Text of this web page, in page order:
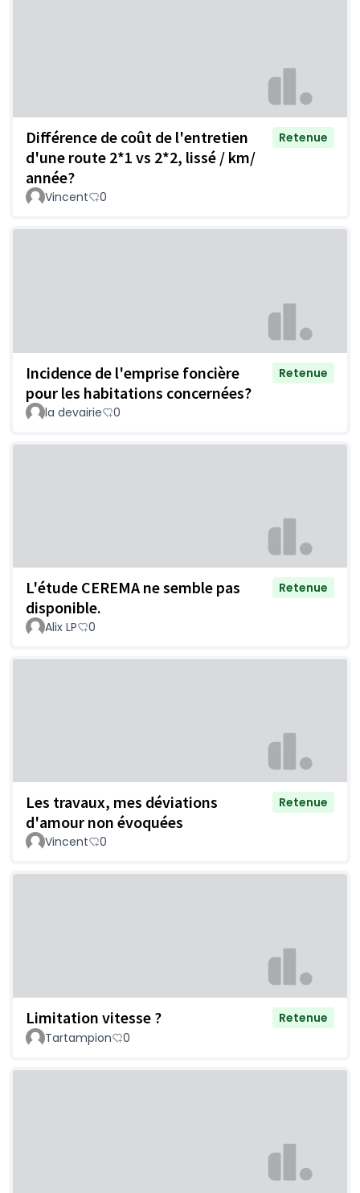
Différence de coût de l'entretien
d'une route 2*1 vs 2*2, lissé / km/
année?
Retenue
Vincent 0
Incidence de l'emprise foncière
pour les habitations concernées?
Retenue
la devairie 0
L'étude CEREMA ne semble pas
disponible.
Retenue
Alix LP 0
Les travaux, mes déviations
d'amour non évoquées
Retenue
Vincent 0
Limitation vitesse ?
Retenue
Tartampion
0